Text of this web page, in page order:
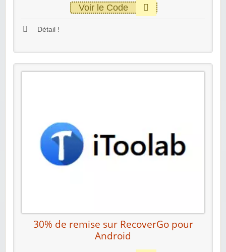
Voir le Code
Détail !
30% de remise sur RecoverGo pour
Android